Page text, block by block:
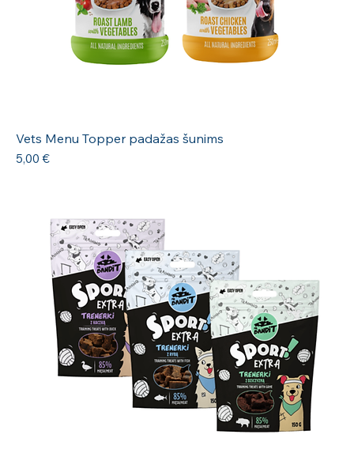
Vets Menu Topper padažas šunims
Kaina
5,00 €